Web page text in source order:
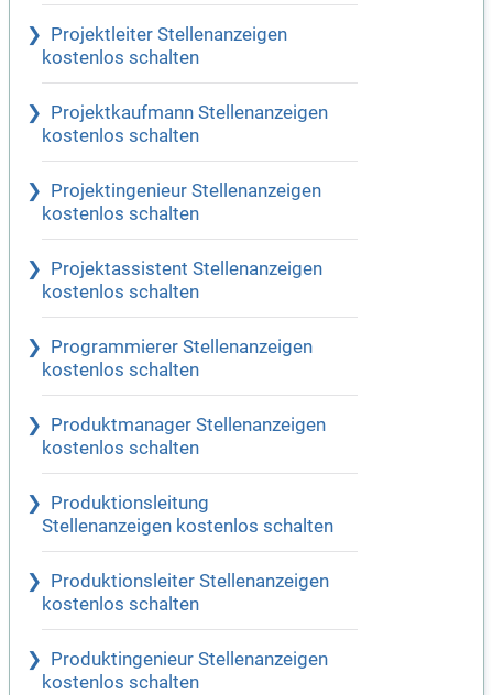
Projektleiter Stellenanzeigen
kostenlos schalten
Projektkaufmann Stellenanzeigen
kostenlos schalten
Projektingenieur Stellenanzeigen
kostenlos schalten
Projektassistent Stellenanzeigen
kostenlos schalten
Programmierer Stellenanzeigen
kostenlos schalten
Produktmanager Stellenanzeigen
kostenlos schalten
Produktionsleitung
Stellenanzeigen kostenlos schalten
Produktionsleiter Stellenanzeigen
kostenlos schalten
Produktingenieur Stellenanzeigen
kostenlos schalten